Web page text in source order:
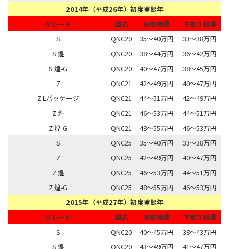
2014年（平成26年）初度登録年
グレード
型式 買取相場
下取り相場
S
QNC20 35～40万円
33～38万円
S 煌
QNC20 38～44万円
36～42万円
S 煌-G
QNC20 40～47万円
38～45万円
Z
QNC21 42～49万円
40～47万円
Z Lパッケージ
QNC21 44～51万円
42～49万円
Z 煌
QNC21 46～53万円
44～51万円
Z 煌-G
QNC21 48～55万円
46～53万円
S
QNC25 35～40万円
33～38万円
Z
QNC25 42～49万円
40～47万円
Z 煌
QNC25 46～53万円
44～51万円
Z 煌-G
QNC25 48～55万円
46～53万円
2015年（平成27年）初度登録年
グレード
型式 買取相場
下取り相場
S
QNC20 40～45万円
38～43万円
S 煌
QNC20 43～49万円
41～47万円